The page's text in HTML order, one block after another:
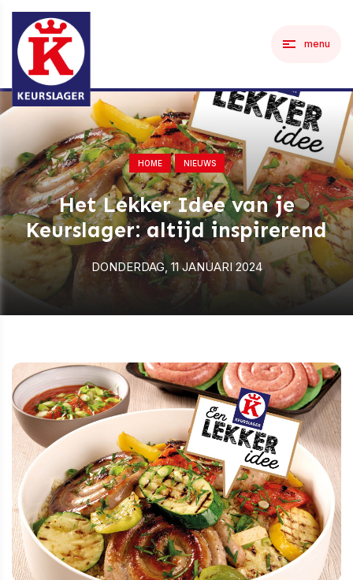
menu
HOME NIEUWS
Het Lekker Idee van je
Keurslager: altijd inspirerend
DONDERDAG, 11 JANUARI 2024